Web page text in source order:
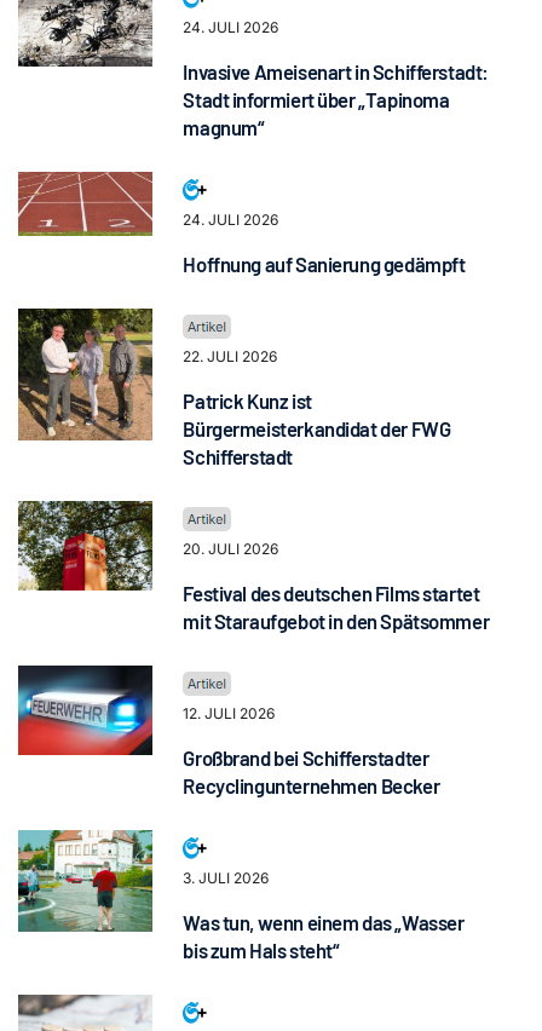
24. JULI 2026
Invasive Ameisenart in Schifferstadt:
Stadt informiert über „Tapinoma
magnum“
24. JULI 2026
Hoffnung auf Sanierung gedämpft
22. JULI 2026
Patrick Kunz ist
Bürgermeisterkandidat der FWG
Schifferstadt
20. JULI 2026
Festival des deutschen Films startet
mit Staraufgebot in den Spätsommer
12. JULI 2026
Großbrand bei Schifferstadter
Recyclingunternehmen Becker
3. JULI 2026
Was tun, wenn einem das „Wasser
bis zum Hals steht“